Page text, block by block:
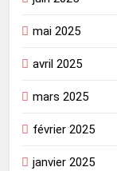
mai 2025
avril 2025
mars 2025
février 2025
janvier 2025